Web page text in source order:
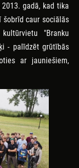
gadā, kad tika
šobrīd caur sociālās
"Branku
- palīdzēt grūtībās
ar jauniešiem,